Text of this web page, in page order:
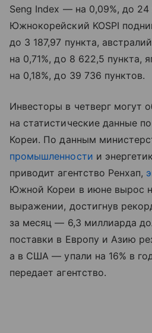
Seng Index — на 0,09%, до 24
Южнокорейский KOSPI
до 3 187,97 пункта,
на 0,71%, до 8 622,5 пункта,
на 0,18%, до 39 736 пунктов.
Инвесторы в четверг могут
на статистические данные
Кореи. По данным
промышленности и
приводит агентство Ренхап,
Южной Кореи в июне вырос
выражении, достигнув
за месяц — 6,3 миллиарда
поставки в Европу и Азию
а в США — упали на 16% в
передает агентство.